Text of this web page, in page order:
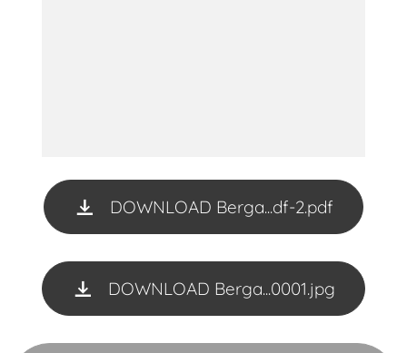
DOWNLOAD Berga...df-2.pdf
DOWNLOAD Berga...0001.jpg